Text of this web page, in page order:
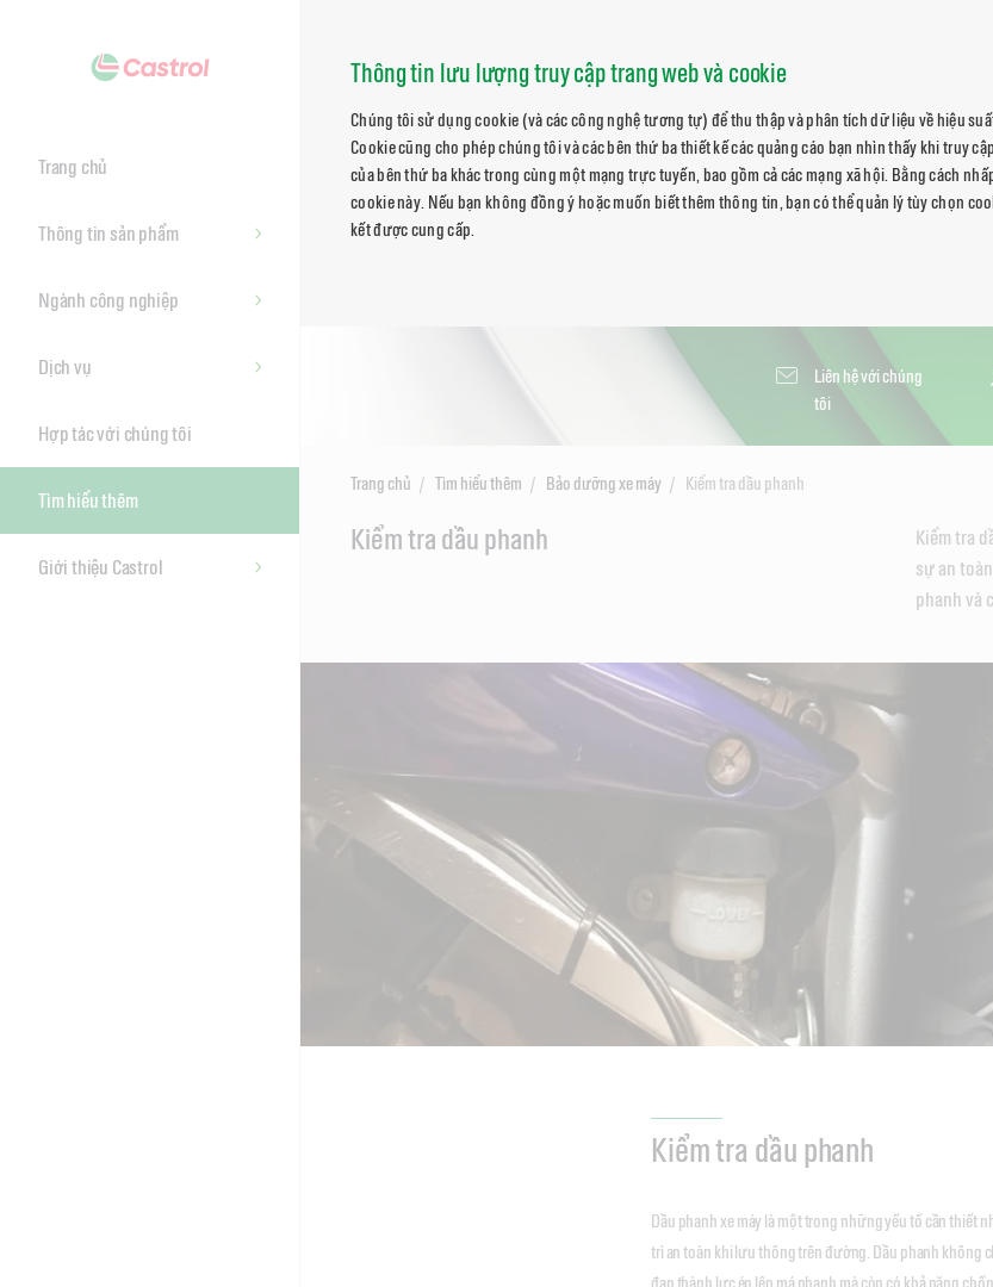
Thông tin lưu lượng truy cập trang web và cookie
Chúng tôi sử dụng cookie (và các công nghệ tương tự) để thu thập và phân tích dữ liệu về hiệu
Cookie cũng cho phép chúng tôi và các bên thứ ba thiết kế các quảng cáo bạn nhìn thấy khi truy
của bên thứ ba khác trong cùng một mạng trực tuyến, bao gồm cả các mạng xã hội. Bằng cách
cookie này. Nếu bạn không đồng ý hoặc muốn biết thêm thông tin, bạn có thể quản lý tùy chọn
kết được cung cấp.
Liên hệ với chúng
tôi
Trang chủ
Thông tin sản phẩm
Ngành công nghiệp
Dịch vụ
Hợp tác với chúng tôi
Tìm hiểu thêm
Giới thiệu Castrol
Trang chủ Tìm hiểu thêm Bảo dưỡng xe máy Kiểm tra dầu phanh
Kiểm tra dầu phanh
Kiểm tra
sự an
phanh và
Kiểm tra dầu phanh
Dầu phanh xe máy là một trong những yếu tố cần thiết
trì an toàn khi lưu thông trên đường. Dầu phanh không
đạp thành lực ép lên má phanh mà còn có khả năng